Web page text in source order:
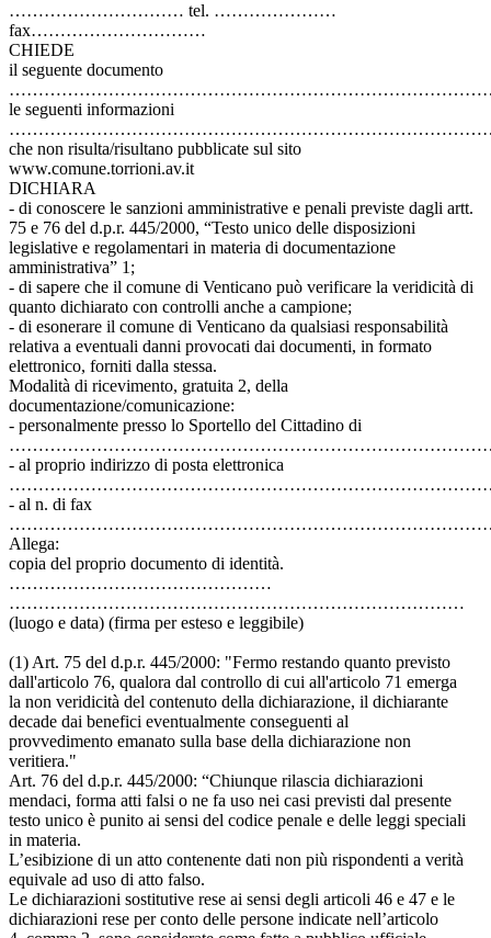
………………………… tel. …………………
fax…………………………
CHIEDE
il seguente documento
le seguenti informazioni
che non risulta/risultano pubblicate sul sito
www.comune.torrioni.av.it
DICHIARA
- di conoscere le sanzioni amministrative e penali previste dagli artt.
75 e 76 del d.p.r. 445/2000, “Testo unico delle disposizioni
legislative e regolamentari in materia di documentazione
amministrativa” 1;
- di sapere che il comune di Venticano può verificare la veridicità di
quanto dichiarato con controlli anche a campione;
- di esonerare il comune di Venticano da qualsiasi responsabilità
relativa a eventuali danni provocati dai documenti, in formato
elettronico, forniti dalla stessa.
Modalità di ricevimento, gratuita 2, della
documentazione/comunicazione:
- personalmente presso lo Sportello del Cittadino di
- al proprio indirizzo di posta elettronica
- al n. di fax
Allega:
copia del proprio documento di identità.
………………………………………
……………………………………………………………………
(luogo e data) (firma per esteso e leggibile)
(1) Art. 75 del d.p.r. 445/2000: "Fermo restando quanto previsto
dall'articolo 76, qualora dal controllo di cui all'articolo 71 emerga
la non veridicità del contenuto della dichiarazione, il dichiarante
decade dai benefici eventualmente conseguenti al
provvedimento emanato sulla base della dichiarazione non
veritiera."
Art. 76 del d.p.r. 445/2000: “Chiunque rilascia dichiarazioni
mendaci, forma atti falsi o ne fa uso nei casi previsti dal presente
testo unico è punito ai sensi del codice penale e delle leggi speciali
in materia.
L’esibizione di un atto contenente dati non più rispondenti a verità
equivale ad uso di atto falso.
Le dichiarazioni sostitutive rese ai sensi degli articoli 46 e 47 e le
dichiarazioni rese per conto delle persone indicate nell’articolo